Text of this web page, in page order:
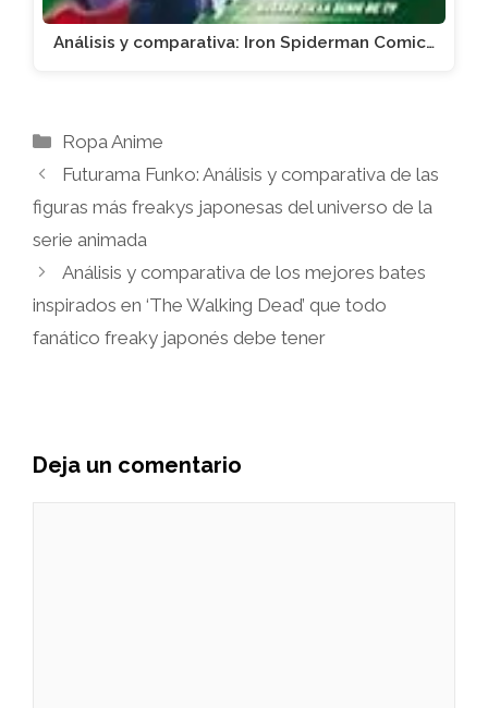
Análisis y comparativa: Iron Spiderman Comic…
Categorías
Ropa Anime
Futurama Funko: Análisis y comparativa de las
figuras más freakys japonesas del universo de la
serie animada
Análisis y comparativa de los mejores bates
inspirados en ‘The Walking Dead’ que todo
fanático freaky japonés debe tener
Deja un comentario